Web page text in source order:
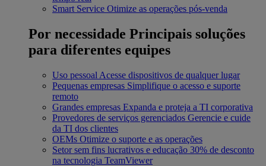
Smart Service Otimize as operações pós-venda
Por necessidade Principais soluções
para diferentes equipes
Uso pessoal Acesse dispositivos de qualquer lugar
Pequenas empresas Simplifique o acesso e suporte
remoto
Grandes empresas Expanda e proteja a TI corporativa
Provedores de serviços gerenciados Gerencie e cuide
da TI dos clientes
OEMs Otimize o suporte e as operações
Setor sem fins lucrativos e educação 30% de desconto
na tecnologia TeamViewer